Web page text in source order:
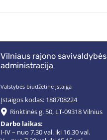
Vilniaus rajono savivaldybės
administracija
Valstybės biudžetinė įstaiga
Įstaigos kodas: 188708224
Rinktinės g. 50, LT-09318 Vilnius
Darbo laikas:
I-IV – nuo 7.30 val. iki 16.30 val.